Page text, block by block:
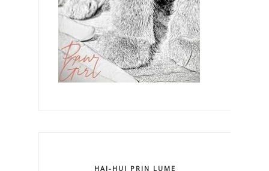
HAI-HUI PRIN LUME